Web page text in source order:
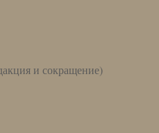
и сокращение)